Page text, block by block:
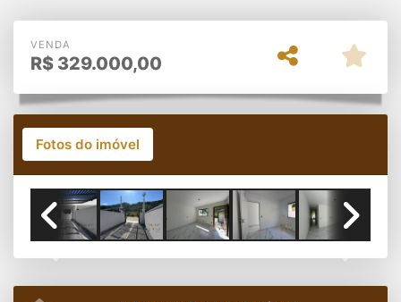
VENDA
R$ 329.000,00
Fotos do imóvel